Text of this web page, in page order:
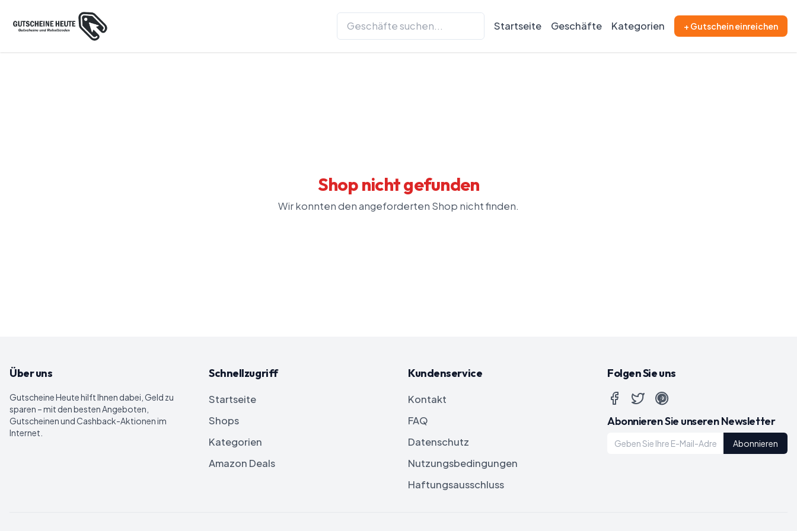
Startseite Geschäfte Kategorien + Gutschein einreichen
Shop nicht gefunden
Wir konnten den angeforderten Shop nicht finden.
Über uns
Gutscheine Heutehilft Ihnen dabei, Geld zu
sparen – mit den besten Angeboten,
Gutscheinen und Cashback-Aktionen im
Internet.
Schnellzugriff
Startseite
Shops
Kategorien
Amazon Deals
Kundenservice
Kontakt
FAQ
Datenschutz
Nutzungsbedingungen
Haftungsausschluss
Folgen Sie uns
Abonnieren Sie unseren Newsletter
Abonnieren